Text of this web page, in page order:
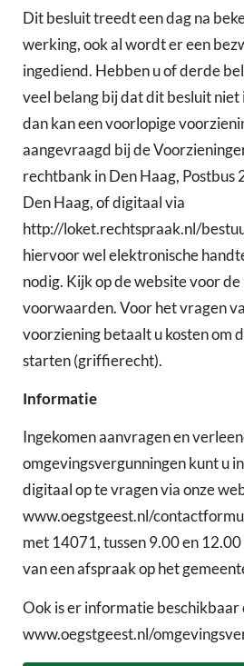
Dit besluit treedt een dag na
werking, ook al wordt er een
ingediend. Hebben u of derde
veel belang bij dat dit besluit
dan kan een voorlopige
aangevraagd bij de
rechtbank in Den Haag, Postbus
Den Haag, of digitaal via
http://loket.rechtspraak.nl/
hiervoor wel elektronische
nodig. Kijk op de website voor
voorwaarden. Voor het vragen
voorziening betaalt u kosten om
starten (griffierecht).
Informatie
Ingekomen aanvragen en
omgevingsvergunningen kunt u
digitaal op te vragen via onze
www.oegstgeest.nl/
met 14071, tussen 9.00 en
van een afspraak op het
Ook is er informatie beschikbaar
www.oegstgeest.nl/